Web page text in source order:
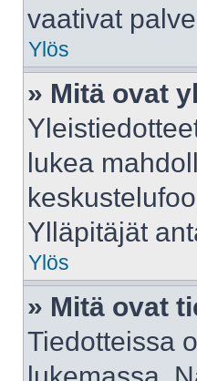
vaativat
Ylös
» Mitä ovat
lukea
Ylläpitäjät
Ylös
» Mitä ovat
Tiedotteissa